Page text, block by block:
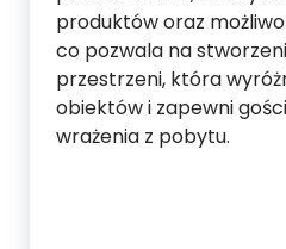
produktów oraz
co pozwala na
przestrzeni, która
obiektów i zapewni
wrażenia z pobytu.